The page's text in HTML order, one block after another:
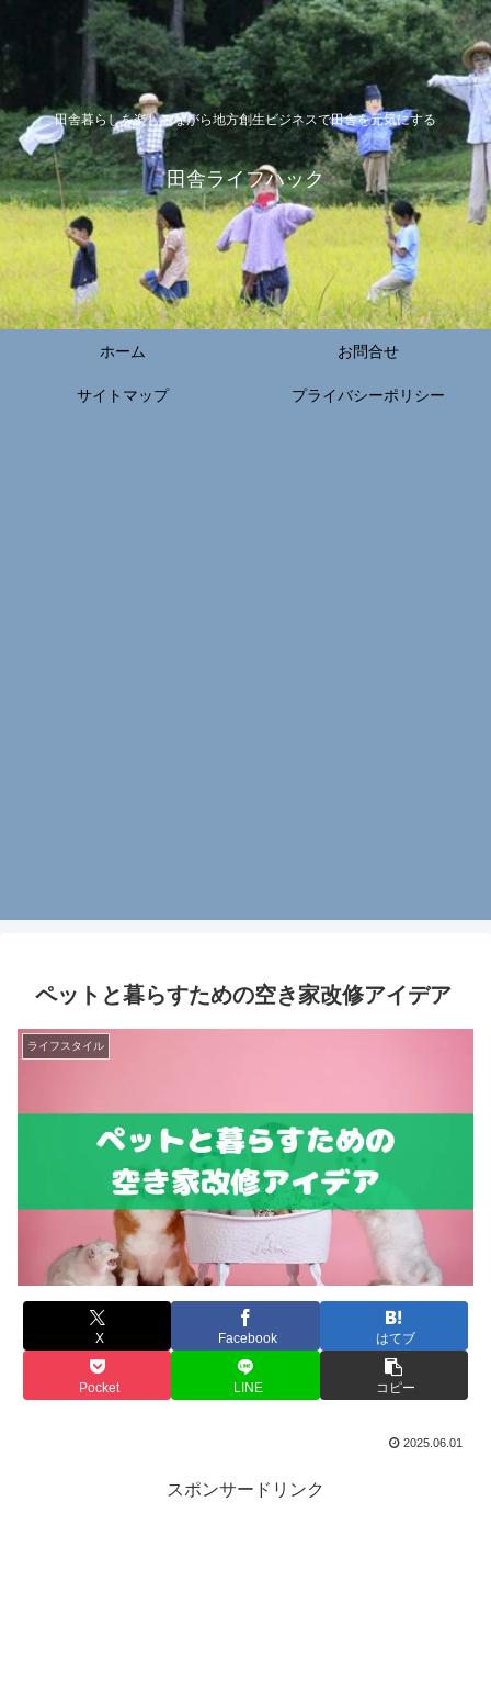
田舎暮らしを楽しみながら地方創生ビジネスで田舎を元気にする
田舎ライフハック
ホーム お問合せ
サイトマップ プライバシーポリシー
ペットと暮らすための空き家改修アイデア
ライフスタイル
X Facebook はてブ
Pocket LINE コピー
2025.06.01
スポンサードリンク